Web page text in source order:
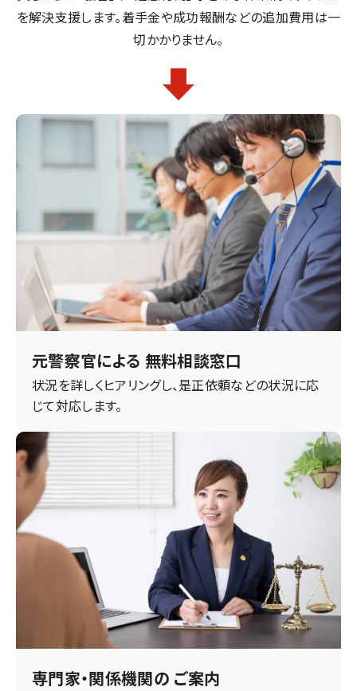
を解決支援します。着手金や成功報酬などの追加費用は一
切かかりません。
元警察官による 無料相談窓口
状況を詳しくヒアリングし、是正依頼などの状況に応
じて対応します。
専門家・関係機関の ご案内